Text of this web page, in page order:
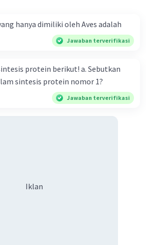
F2 12 hitam : 3 kuning: 1 putih
hanya dimiliki oleh Aves adalah
Jawaban terverifikasi
protein berikut! a. Sebutkan
sintesis protein nomor 1?
Jawaban terverifikasi
Iklan